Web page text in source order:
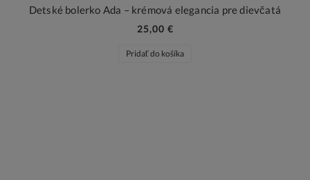
Detské bolerko Ada – krémová elegancia pre dievčatá
25,00 €
Pridať do košíka